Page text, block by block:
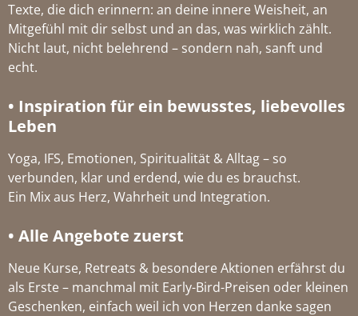
Texte, die dich erinnern: an deine innere Weisheit, an
Mitgefühl mit dir selbst und an das, was wirklich zählt.
Nicht laut, nicht belehrend – sondern nah, sanft und
echt.
• Inspiration für ein bewusstes, liebevolles
Leben
Yoga, IFS, Emotionen, Spiritualität & Alltag – so
verbunden, klar und erdend, wie du es brauchst.
Ein Mix aus Herz, Wahrheit und Integration.
• Alle Angebote zuerst
Neue Kurse, Retreats & besondere Aktionen erfährst du
als Erste – manchmal mit Early-Bird-Preisen oder kleinen
Geschenken, einfach weil ich von Herzen danke sagen